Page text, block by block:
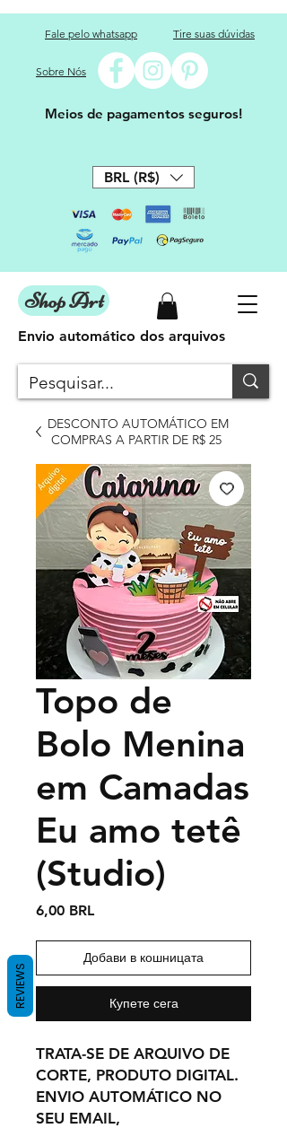
Fale pelo whatsapp Tire suas dúvidas
Sobre Nós
Meios de pagamentos seguros!
BRL (R$)
Shop Art
DESCONTO AUTOMÁTICO EM
COMPRAS A PARTIR DE R$ 25
Envio automático dos arquivos
Topo de
Bolo Menina
em Camadas
Eu amo tetê
(Studio)
6,00 BRLЦена
Добави в кошницата
Купете сега
TRATA-SE DE ARQUIVO DE
CORTE, PRODUTO DIGITAL.
ENVIO AUTOMÁTICO NO
SEU EMAIL,
REVIEWS